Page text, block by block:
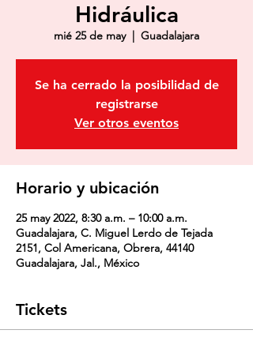
Hidráulica
mié 25 de may
  |
Guadalajara
Se ha cerrado la posibilidad de
registrarse
Ver otros eventos
Horario y ubicación
25 may 2022, 8:30 a.m. – 10:00 a.m.
Guadalajara, C. Miguel Lerdo de Tejada
2151, Col Americana, Obrera, 44140
Guadalajara, Jal., México
Tickets